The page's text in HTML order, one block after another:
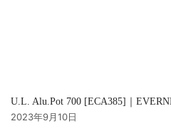
U.L. Alu.Pot 700 [ECA385]｜
2023年9月10日